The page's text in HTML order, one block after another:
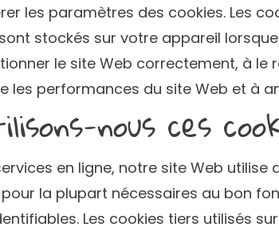
les paramètres des cookies. Les
stockés sur votre appareil
le site Web correctement, à le
les performances du site Web et à
nous ces
en ligne, notre site Web
la plupart nécessaires au bon
Les cookies tiers utilisés